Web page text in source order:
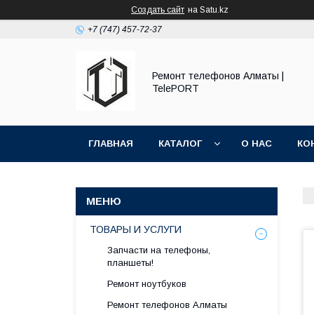
Создать сайт на Satu.kz
+7 (747) 457-72-37
Ремонт телефонов Алматы |
TelePORT
ГЛАВНАЯ КАТАЛОГ О НАС
ТОВАРЫ И УСЛУГИ
Запчасти на телефоны,
планшеты!
Ремонт ноутбуков
Ремонт телефонов Алматы